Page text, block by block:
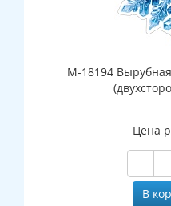
М-18194
Цена
−
В